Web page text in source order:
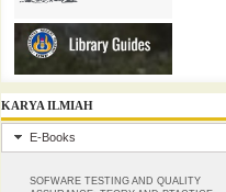
KARYA ILMIAH
E-Books
SOFWARE TESTING AND QUALITY